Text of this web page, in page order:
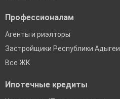
Профессионалам
Агенты и риэлторы
Застройщики Республики Адыгеи
Все ЖК
Ипотечные кредиты